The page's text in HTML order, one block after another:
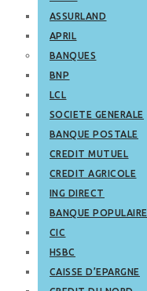
ASSURLAND
APRIL
BANQUES
BNP
LCL
SOCIETE GENERALE
BANQUE POSTALE
CREDIT MUTUEL
CREDIT AGRICOLE
ING DIRECT
BANQUE POPULAIRE
CIC
HSBC
CAISSE D’EPARGNE